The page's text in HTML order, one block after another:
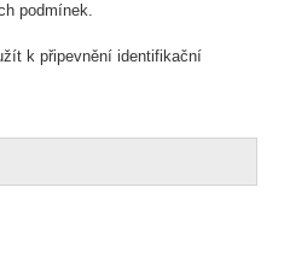
podmínek.
k připevnění identifikační